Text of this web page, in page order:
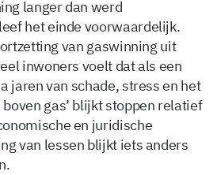
langer dan werd
het einde voorwaardelijk.
van gaswinning uit
inwoners voelt dat als een
jaren van schade, stress en het
gas’ blijkt stoppen relatief
en juridische
van lessen blijkt iets anders